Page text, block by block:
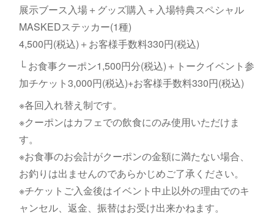
展示ブース入場＋グッズ購入＋入場特典スペシャル
MASKEDステッカー(1種)
4,500円(税込)＋お客様手数料330円(税込)
└ お食事クーポン1,500円分(税込)＋トークイベント参
加チケット3,000円(税込)+お客様手数料330円(税込)
※各回入れ替え制です。
※クーポンはカフェでの飲食にのみ使用いただけま
す。
※お食事のお会計がクーポンの金額に満たない場合、
お釣りは出ませんのであらかじめご了承ください。
※チケットご入金後はイベント中止以外の理由でのキ
ャンセル、返金、振替はお受け出来かねます。